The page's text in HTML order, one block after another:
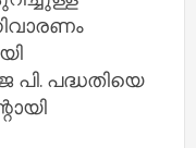
പദ്ധതിയെ